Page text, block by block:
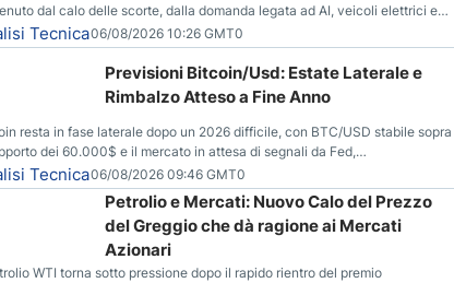
dal calo delle scorte, dalla domanda legata ad AI, veicoli elettrici e
e dai timori di deficit produttivo dal 2028.
Tecnica06/08/2026 10:26 GMT0
Previsioni Bitcoin/Usd: Estate Laterale e
Rimbalzo Atteso a Fine Anno
resta in fase laterale dopo un 2026 difficile, con BTC/USD stabile sopra
dei 60.000$ e il mercato in attesa di segnali da Fed,
USA ed elezioni di medio termine.
Tecnica06/08/2026 09:46 GMT0
Petrolio e Mercati: Nuovo Calo del Prezzo
del Greggio che dà ragione ai Mercati
Azionari
WTI torna sotto pressione dopo il rapido rientro del premio